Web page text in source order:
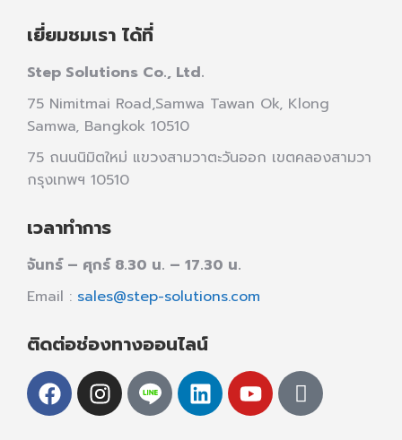
เยี่ยมชมเรา ได้ที่
Step Solutions Co., Ltd.
75 Nimitmai Road,Samwa Tawan Ok, Klong
Samwa, Bangkok 10510
75 ถนนนิมิตใหม่ แขวงสามวาตะวันออก เขตคลองสามวา
กรุงเทพฯ 10510
เวลาทำการ
จันทร์ – ศุกร์ 8.30 น. – 17.30 น.
Email : sales@step-solutions.com
ติดต่อช่องทางออนไลน์